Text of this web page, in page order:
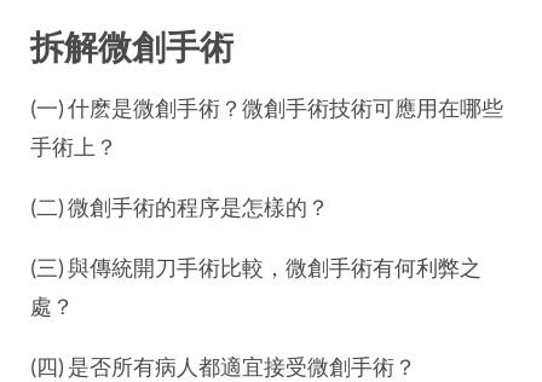
拆解微創手術
(一) 什麽是微創手術？微創手術技術可應用在哪些
手術上？
(二) 微創手術的程序是怎樣的？
(三) 與傳統開刀手術比較，微創手術有何利弊之
處？
(四) 是否所有病人都適宜接受微創手術？